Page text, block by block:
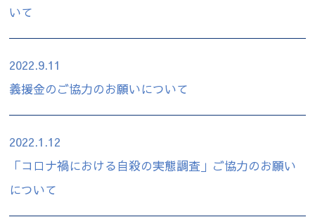
いて
2022.9.11
義援金のご協力のお願いについて
2022.1.12
「コロナ禍における自殺の実態調査」ご協力のお願い
について